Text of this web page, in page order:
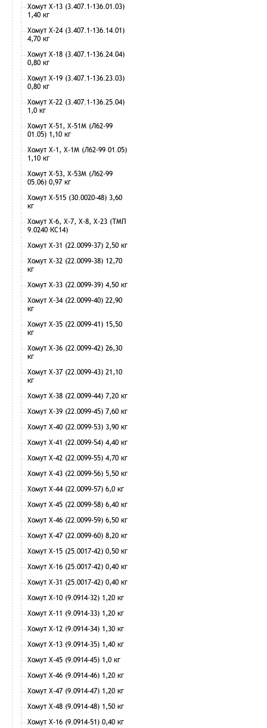
Хомут Х-13 (3.407.1-136.01.03)
1,40 кг
Хомут Х-24 (3.407.1-136.14.01)
4,70 кг
Хомут Х-18 (3.407.1-136.24.04)
0,80 кг
Хомут Х-19 (3.407.1-136.23.03)
0,80 кг
Хомут Х-22 (3.407.1-136.25.04)
1,0 кг
Хомут Х-51, Х-51М (Л62-99
01.05) 1,10 кг
Хомут Х-1, Х-1М (Л62-99 01.05)
1,10 кг
Хомут Х-53, Х-53М (Л62-99
05.06) 0,97 кг
Хомут Х-515 (30.0020-48) 3,60
кг
Хомут Х-6, Х-7, Х-8, Х-23 (ТМП
9.0240 КС14)
Хомут Х-31 (22.0099-37) 2,50 кг
Хомут Х-32 (22.0099-38) 12,70
кг
Хомут Х-33 (22.0099-39) 4,50 кг
Хомут Х-34 (22.0099-40) 22,90
кг
Хомут Х-35 (22.0099-41) 15,50
кг
Хомут Х-36 (22.0099-42) 26,30
кг
Хомут Х-37 (22.0099-43) 21,10
кг
Хомут Х-38 (22.0099-44) 7,20 кг
Хомут Х-39 (22.0099-45) 7,60 кг
Хомут Х-40 (22.0099-53) 3,90 кг
Хомут Х-41 (22.0099-54) 4,40 кг
Хомут Х-42 (22.0099-55) 4,70 кг
Хомут Х-43 (22.0099-56) 5,50 кг
Хомут Х-44 (22.0099-57) 6,0 кг
Хомут Х-45 (22.0099-58) 6,40 кг
Хомут Х-46 (22.0099-59) 6,50 кг
Хомут Х-47 (22.0099-60) 8,20 кг
Хомут Х-15 (25.0017-42) 0,50 кг
Хомут Х-16 (25.0017-42) 0,40 кг
Хомут Х-31 (25.0017-42) 0,40 кг
Хомут Х-10 (9.0914-32) 1,20 кг
Хомут Х-11 (9.0914-33) 1,20 кг
Хомут Х-12 (9.0914-34) 1,30 кг
Хомут Х-13 (9.0914-35) 1,40 кг
Хомут Х-45 (9.0914-45) 1,0 кг
Хомут Х-46 (9.0914-46) 1,20 кг
Хомут Х-47 (9.0914-47) 1,20 кг
Хомут Х-48 (9.0914-48) 1,50 кг
Хомут Х-16 (9.0914-51) 0,40 кг